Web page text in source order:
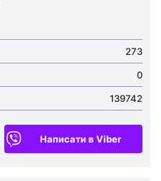
273
0
139742
Написати в Viber